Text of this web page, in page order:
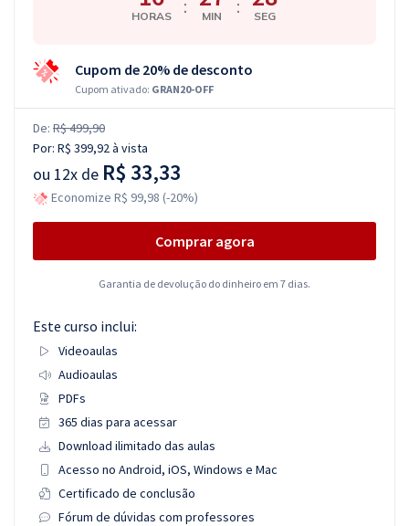
HORAS : MIN : SEG
Cupom de 20% de desconto
Cupom ativado: GRAN20-OFF
De: R$ 499,90
Por: R$ 399,92à vista
ou 12x de R$ 33,33
Economize R$ 99,98 (-20%)
Comprar agora
Garantia de devolução do dinheiro em 7 dias.
Este curso inclui:
Videoaulas
Audioaulas
PDFs
365 dias para acessar
Download ilimitado das aulas
Acesso no Android, iOS, Windows e Mac
Certificado de conclusão
Fórum de dúvidas com professores